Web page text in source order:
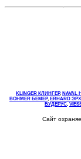
KLINGER КЛИНГЕР, NAVAL
BOHMER БЕМЕР, ERHARD
БУДЕРУС,
Сайт